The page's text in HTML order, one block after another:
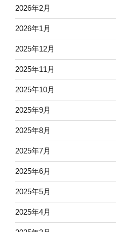
2026年2月
2026年1月
2025年12月
2025年11月
2025年10月
2025年9月
2025年8月
2025年7月
2025年6月
2025年5月
2025年4月